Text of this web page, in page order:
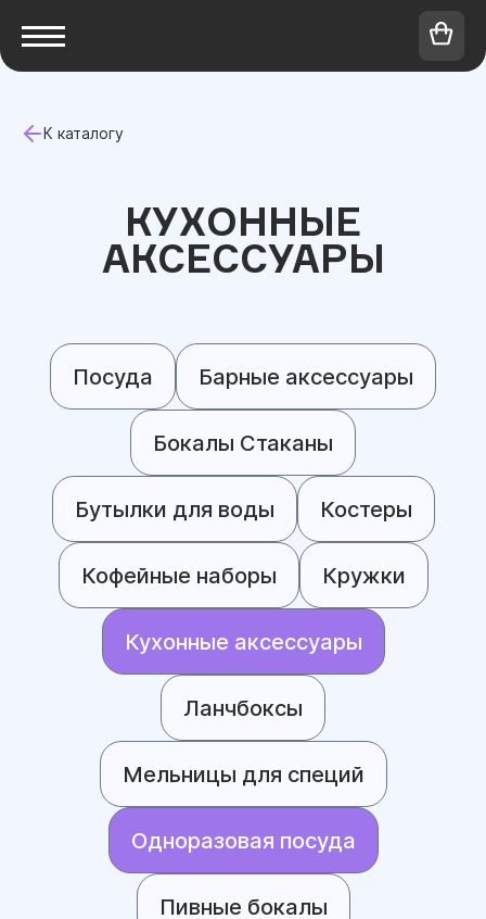
К каталогу
КУХОННЫЕ
АКСЕССУАРЫ
Посуда Барные аксессуары
Бокалы Стаканы
Бутылки для воды Костеры
Кофейные наборы Кружки
Кухонные аксессуары
Ланчбоксы
Мельницы для специй
Одноразовая посуда
Пивные бокалы